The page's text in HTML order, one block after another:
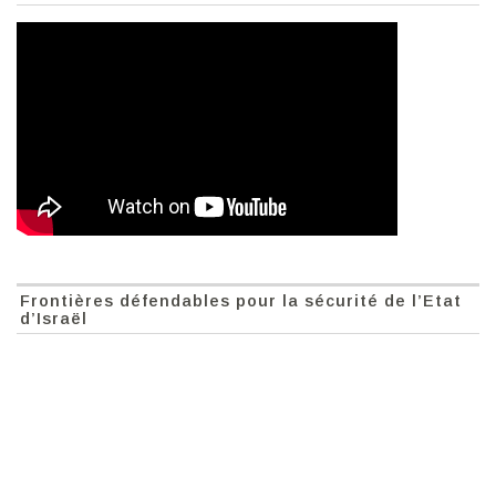
Frontières défendables pour la sécurité de l’Etat
d’Israël